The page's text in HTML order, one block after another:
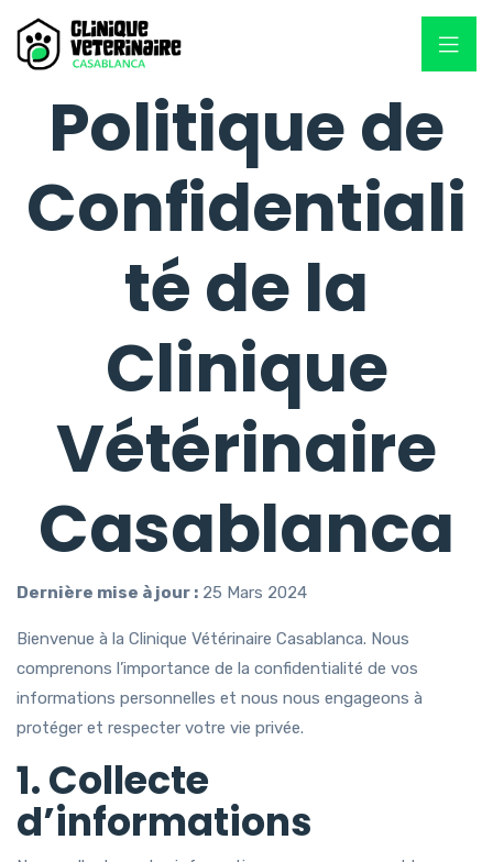
Politique de
Confidentiali
té de la
Clinique
Vétérinaire
Casablanca
Dernière mise à jour : 25 Mars 2024
Bienvenue à la Clinique Vétérinaire Casablanca. Nous
comprenons l’importance de la confidentialité de vos
informations personnelles et nous nous engageons à
protéger et respecter votre vie privée.
1. Collecte
d’informations